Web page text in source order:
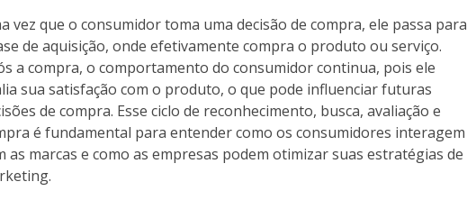
vez que o consumidor toma uma decisão de compra, ele passa para
de aquisição, onde efetivamente compra o produto ou serviço.
a compra, o comportamento do consumidor continua, pois ele
sua satisfação com o produto, o que pode influenciar futuras
de compra. Esse ciclo de reconhecimento, busca, avaliação e
é fundamental para entender como os consumidores interagem
as marcas e como as empresas podem otimizar suas estratégias de